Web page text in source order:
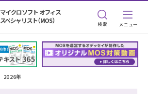
マイクロソフト オフィス
スペシャリスト（MOS）
検索
2026年